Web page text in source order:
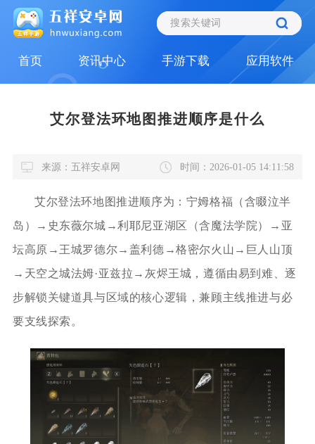
首页 资讯中心 手游下载 应用软件
艾尔登法环地图推进顺序是什么
来源：五祥安卓网 时间：2026-01-05 14:11:58
艾尔登法环地图推进顺序为：宁姆格福（含啜泣半
岛）→史东薇尔城→利耶尼亚湖区（含魔法学院）→亚
坛高原→王城罗德尔→盖利德→格密尔火山→巨人山顶
→天空之城法姆·亚兹拉→灰烬王城，遵循由易到难、逐
步解锁关键道具与区域的核心逻辑，兼顾主线推进与必
要支线探索。